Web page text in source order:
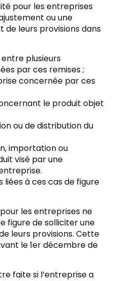
pour les entreprises
ou une
de leurs provisions dans
plusieurs
par ces remises ;
concernée par ces
le produit objet
ou de distribution du
importation ou
visé par une
liées à ces cas de figure
les entreprises ne
figure de solliciter une
leurs provisions. Cette
le 1er décembre de
faite si l’entreprise a